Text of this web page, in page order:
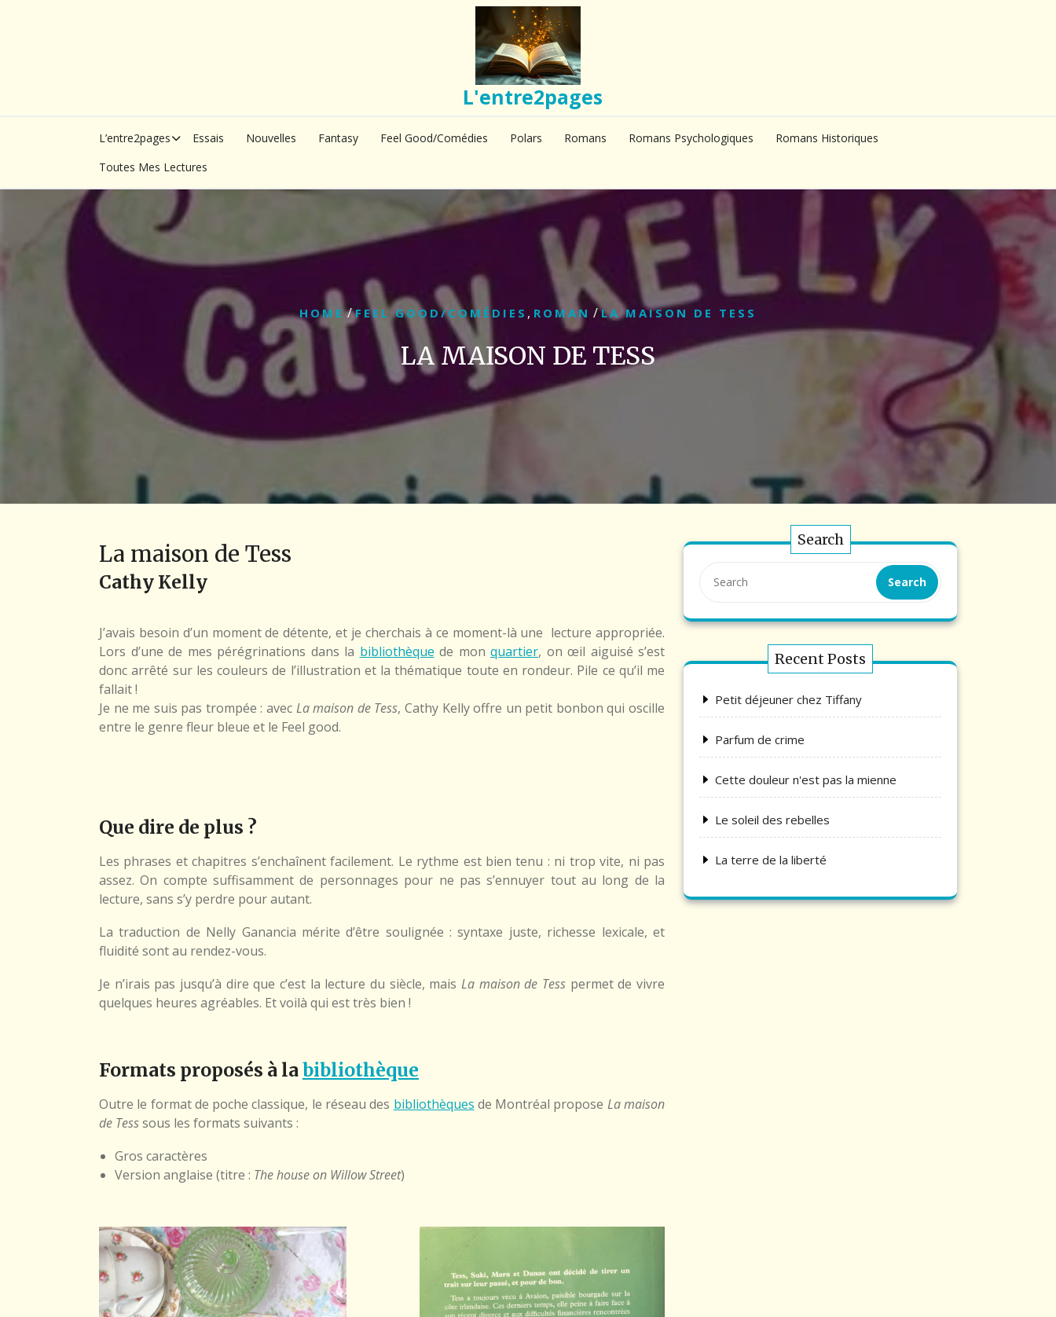
L'entre2pages
L’entre2pages Essais Nouvelles Fantasy Feel Good/Comédies Polars Romans Romans Psychologiques
Romans Historiques
Toutes Mes Lectures
HOME/FEEL GOOD/COMÉDIES , ROMAN /LA MAISON DE TESS
LA MAISON DE TESS
La maison de Tess
Cathy Kelly
J’avais besoin d’un moment de détente, et je cherchais à ce moment-là une lecture appropriée.
Lors d’une de mes pérégrinations dans la bibliothèque de mon quartier, on œil aiguisé s’est
donc arrêté sur les couleurs de l’illustration et la thématique toute en rondeur. Pile ce qu’il me
fallait !
Je ne me suis pas trompée : avec La maison de Tess, Cathy Kelly offre un petit bonbon qui oscille
entre le genre fleur bleue et le Feel good.
Que dire de plus ?
Les phrases et chapitres s’enchaînent facilement. Le rythme est bien tenu : ni trop vite, ni pas
assez. On compte suffisamment de personnages pour ne pas s’ennuyer tout au long de la
lecture, sans s’y perdre pour autant.
La traduction de Nelly Ganancia mérite d’être soulignée : syntaxe juste, richesse lexicale, et
fluidité sont au rendez-vous.
Je n’irais pas jusqu’à dire que c’est la lecture du siècle, mais La maison de Tess permet de vivre
quelques heures agréables. Et voilà qui est très bien !
Formats proposés à labibliothèque
Outre le format de poche classique, le réseau des bibliothèques de Montréal propose La maison
de Tesssous les formats suivants :
Gros caractères
Version anglaise (titre : The house on Willow Street)
Search
Search
Recent Posts
Petit déjeuner chez Tiffany
Parfum de crime
Cette douleur n'est pas la mienne
Le soleil des rebelles
La terre de la liberté